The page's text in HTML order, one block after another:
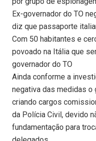
Ex-governador do TO
diz que passaporte
Com 50 habitantes e
povoado na Itália que
governador do TO
Ainda conforme a
negativa das medidas o
criando cargos
da Polícia Civil, devido
fundamentação para